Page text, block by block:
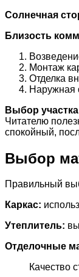
Солнечная
Близость
Монтаж
Отделка
Наружная
Выбор участка
Читателю
спокойный,
Выбор
Правильный
Каркас:
Утеплитель:
Отделочные
Качество